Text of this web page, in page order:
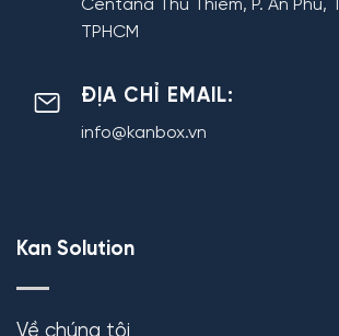
Centana Thủ Thiêm, P. An Phú,
TPHCM
ĐỊA CHỈ EMAIL:
info@kanbox.vn
Kan Solution
Về chúng tôi